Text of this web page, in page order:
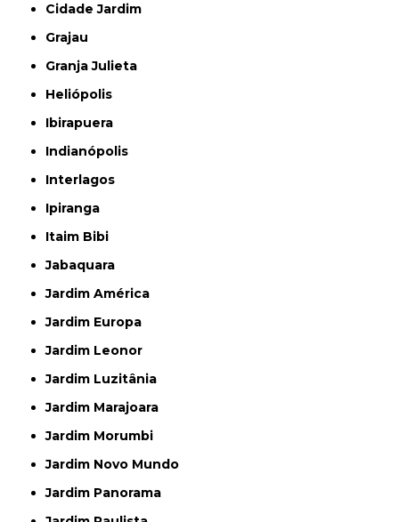
Cidade Jardim
Grajau
Granja Julieta
Heliópolis
Ibirapuera
Indianópolis
Interlagos
Ipiranga
Itaim Bibi
Jabaquara
Jardim América
Jardim Europa
Jardim Leonor
Jardim Luzitânia
Jardim Marajoara
Jardim Morumbi
Jardim Novo Mundo
Jardim Panorama